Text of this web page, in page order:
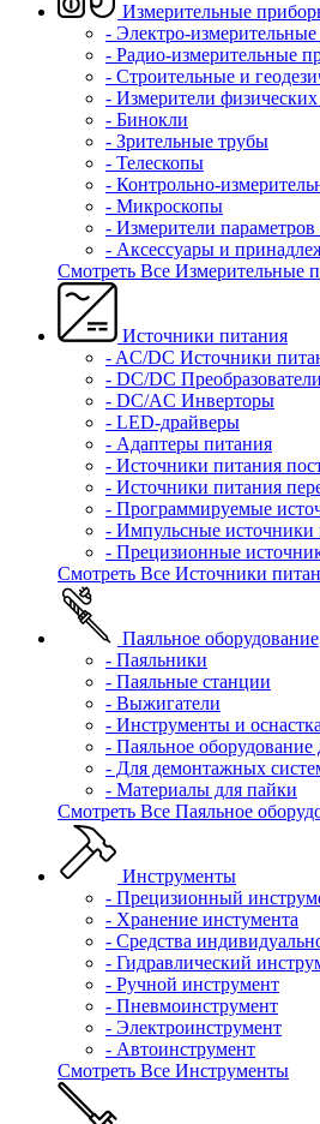
Измерительные
- Электро-
- Радио-измерительные
- Строительные и
- Измерители
- Бинокли
- Зрительные трубы
- Телескопы
- Контрольно-
- Микроскопы
- Измерители
- Аксессуары и
Смотреть Все Измерительные
Источники питания
- AC/DC Источники
- DC/DC Преобразователи
- DC/AC Инверторы
- LED-драйверы
- Адаптеры питания
- Источники питания
- Источники питания
- Программируемые
- Импульсные источники
- Прецизионные
Смотреть Все Источники
Паяльное оборудование
- Паяльники
- Паяльные станции
- Выжигатели
- Инструменты и оснастка
- Паяльное оборудование
- Для демонтажных
- Материалы для пайки
Смотреть Все Паяльное
Инструменты
- Прецизионный
- Хранение инстумента
- Средства
- Гидравлический
- Ручной инструмент
- Пневмоинструмент
- Электроинструмент
- Автоинструмент
Смотреть Все Инструменты